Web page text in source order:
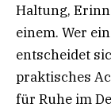
Haltung,
einem. Wer
entscheidet
praktisches
für Ruhe im